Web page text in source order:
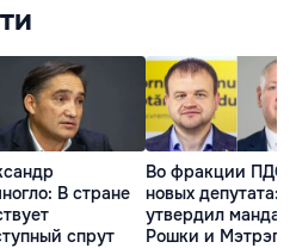
В стране
спрут
Во фракции ПДС
новых депутата:
утвердил
Рошки и